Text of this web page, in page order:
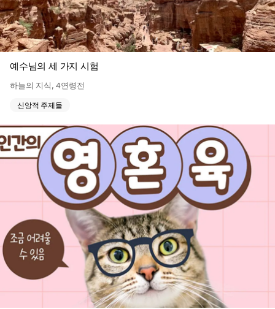
예수님의 세 가지 시험
하늘의 지식,4연령전
신앙적 주제들